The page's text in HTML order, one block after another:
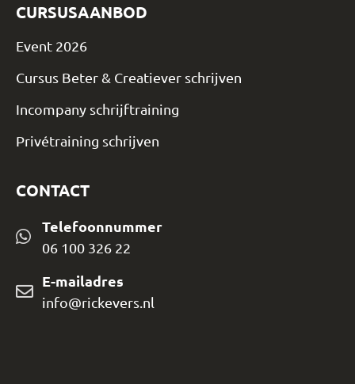
CURSUSAANBOD
Event 2026
Cursus Beter & Creatiever schrijven
Incompany schrijftraining
Privétraining schrijven
CONTACT
Telefoonnummer
06 100 326 22
E-mailadres
info@rickevers.nl